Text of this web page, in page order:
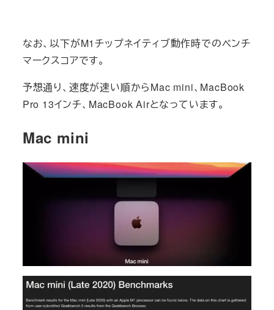
なお、以下がM1チップネイティブ動作時でのベンチ
マークスコアです。
予想通り、速度が速い順からMac mini、MacBook
Pro 13インチ、MacBook Airとなっています。
Mac mini